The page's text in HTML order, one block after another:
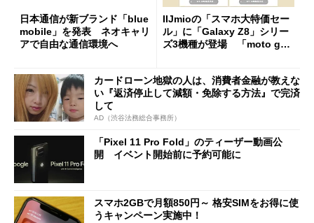
日本通信が新ブランド「blue
mobile」を発表 ネオキャリ
アで自由な通信環境へ
IIJmioの「スマホ大特価セー
ル」に「Galaxy Z8」シリー
ズ3機種が登場 「moto g37
カードローン地獄の人は、消費者金融が教えな
い『返済停止して減額・免除する方法』で完済
して
AD（渋谷法務総合事務所）
「Pixel 11 Pro Fold」のティーザー動画公
開 イベント開始前に予約可能に
スマホ2GBで月額850円～ 格安SIMをお得に使
うキャンペーン実施中！